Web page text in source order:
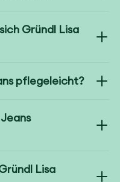
Gründl Lisa
pflegeleicht?
Lisa